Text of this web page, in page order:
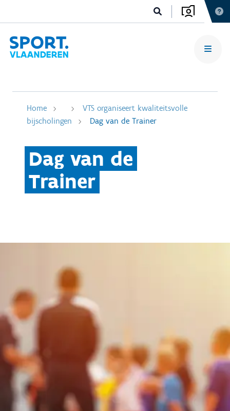
Home
VTS organiseert kwaliteitsvolle
bijscholingen
Dag van de Trainer
Dag van de
Trainer